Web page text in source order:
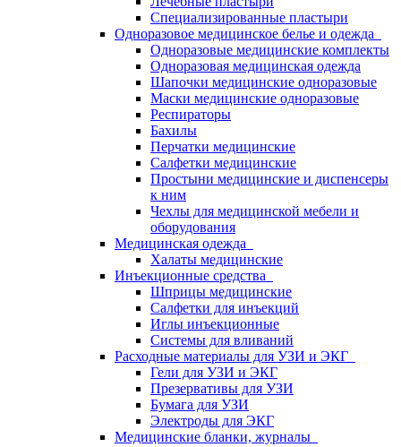
Специализированные пластыри
Одноразовое медицинское белье и одежда
Одноразовые медицинские комплекты
Одноразовая медицинская одежда
Шапочки медицинские одноразовые
Маски медицинские одноразовые
Респираторы
Бахилы
Перчатки медицинские
Салфетки медицинские
Простыни медицинские и диспенсеры
к ним
Чехлы для медицинской мебели и
оборудования
Медицинская одежда
Халаты медицинские
Инъекционные средства
Шприцы медицинские
Салфетки для инъекций
Иглы инъекционные
Системы для вливаний
Расходные материалы для УЗИ и ЭКГ
Гели для УЗИ и ЭКГ
Презервативы для УЗИ
Бумага для УЗИ
Электроды для ЭКГ
Медицинские бланки, журналы